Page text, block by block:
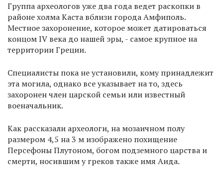
Группа археологов уже два года ведет раскопки в
районе холма Каста вблизи города Амфиполь.
Местное захоронение, которое может датироваться
концом IV века до нашей эры, - самое крупное на
территории Греции.
Специалисты пока не установили, кому принадлежит
эта могила, однако все указывает на то, здесь
захоронен член царской семьи или известный
военачальник.
Как рассказали археологи, на мозаичном полу
размером 4,5 на 3 м изображено похищение
Персефоны Плутоном, богом подземного царства и
смерти, носившим у греков также имя Аида.